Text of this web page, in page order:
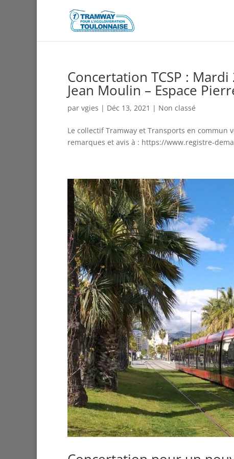
Concertation TCSP :
Jean Moulin – Espace
par vgies | Déc 13, 2021 | Non classé
Le collectif Tramway et Transports en
remarques et avis à : https://www.registre-